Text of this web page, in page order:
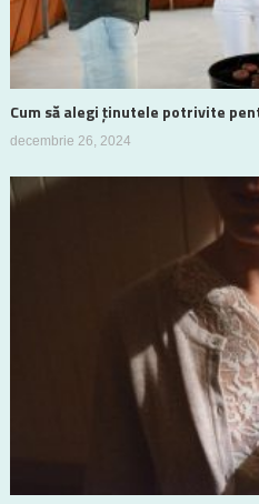
Cum să alegi ținutele potrivite
decembrie 26, 2024